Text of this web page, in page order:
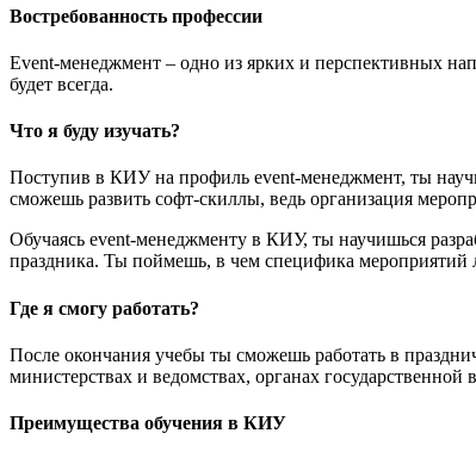
Востребованность профессии
Event-менеджмент – одно из ярких и перспективных
будет всегда.
Что я буду изучать?
Поступив в КИУ на профиль event-менеджмент, ты
сможешь развить софт-скиллы, ведь организация
Обучаясь event-менеджменту в КИУ, ты научишься
праздника. Ты поймешь, в чем специфика
Где я смогу работать?
После окончания учебы ты сможешь работать в
министерствах и ведомствах, органах
Преимущества обучения в КИУ